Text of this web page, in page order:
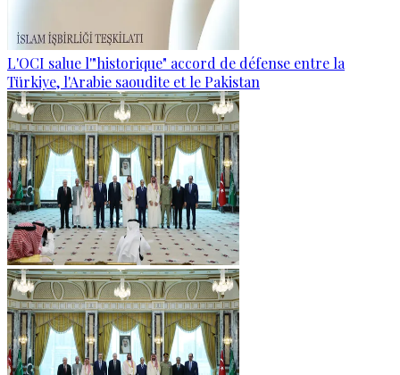
L'OCI salue l'"historique" accord de défense entre la
Türkiye, l'Arabie saoudite et le Pakistan